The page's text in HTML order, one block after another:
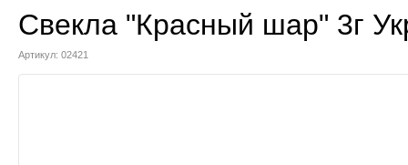
Свекла "Красный шар" 3г
Артикул: 02421